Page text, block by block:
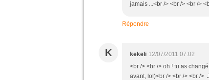
jamais ...<br /> <br /> <br />
Répondre
K kekeli 12/07/2011 07:02
<br /> <br /> oh ! tu as
avant, lol)<br /> <br /> <br />